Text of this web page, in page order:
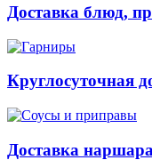
Доставка блюд,
Круглосуточная
Доставка